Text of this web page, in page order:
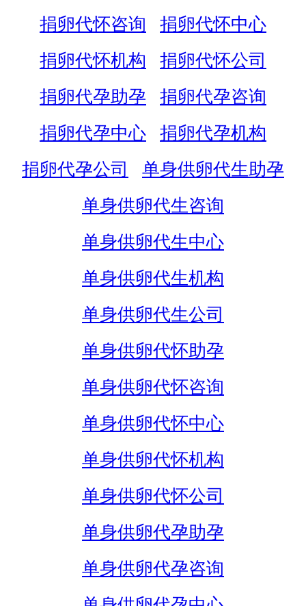
捐卵代怀咨询
捐卵代怀中心
捐卵代怀机构
捐卵代怀公司
捐卵代孕助孕
捐卵代孕咨询
捐卵代孕中心
捐卵代孕机构
捐卵代孕公司
单身供卵代生助孕
单身供卵代生咨询
单身供卵代生中心
单身供卵代生机构
单身供卵代生公司
单身供卵代怀助孕
单身供卵代怀咨询
单身供卵代怀中心
单身供卵代怀机构
单身供卵代怀公司
单身供卵代孕助孕
单身供卵代孕咨询